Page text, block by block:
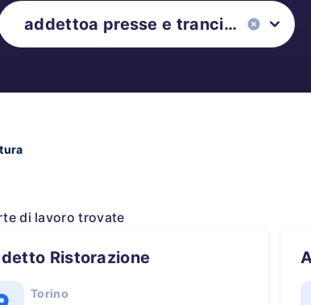
di lavoro trovate
Ristorazione
Torino